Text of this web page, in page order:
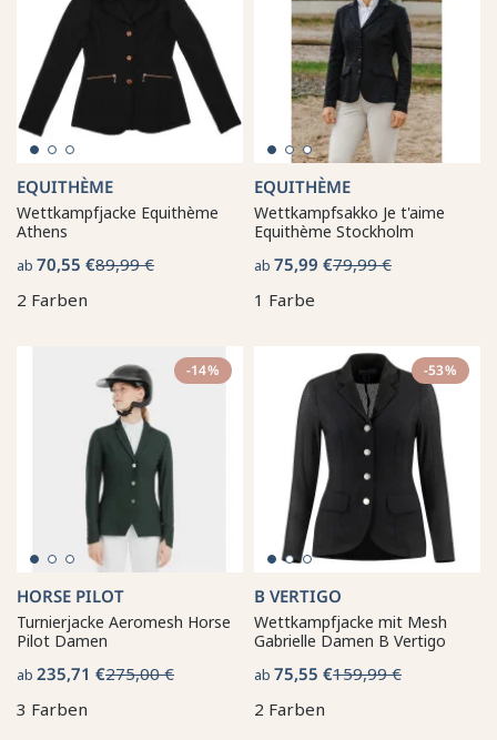
EQUITHÈME
Wettkampfjacke Equithème
Athens
ab 70,55 €89,99 €
2 Farben
EQUITHÈME
Wettkampfsakko Je t'aime
Equithème Stockholm
ab 75,99 €79,99 €
1 Farbe
-14%
HORSE PILOT
Turnierjacke Aeromesh Horse
Pilot Damen
ab 235,71 €275,00 €
3 Farben
-53%
B VERTIGO
Wettkampfjacke mit Mesh
Gabrielle Damen B Vertigo
ab 75,55 €159,99 €
2 Farben